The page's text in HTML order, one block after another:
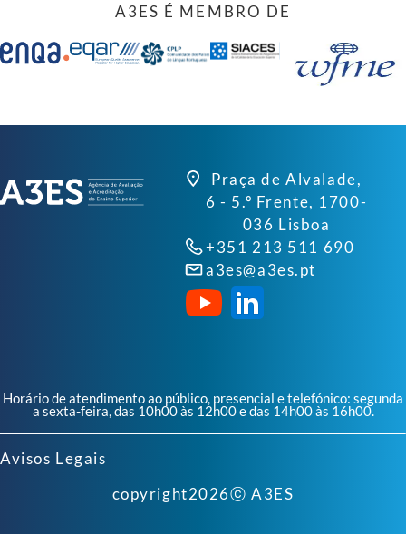
A3ES É MEMBRO DE
Praça de Alvalade,
6 - 5.º Frente, 1700-
036 Lisboa
+351 213 511 690
a3es@a3es.pt
Horário de atendimento ao público, presencial e telefónico: segunda
a sexta-feira, das 10h00 às 12h00 e das 14h00 às 16h00.
Avisos Legais
copyright2026ⓒ A3ES